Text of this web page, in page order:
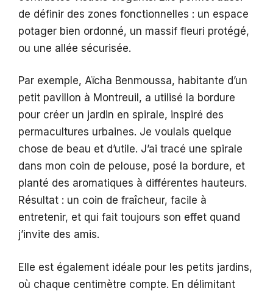
de définir des zones fonctionnelles : un espace
potager bien ordonné, un massif fleuri protégé,
ou une allée sécurisée.
Par exemple, Aïcha Benmoussa, habitante d’un
petit pavillon à Montreuil, a utilisé la bordure
pour créer un jardin en spirale, inspiré des
permacultures urbaines. Je voulais quelque
chose de beau et d’utile. J’ai tracé une spirale
dans mon coin de pelouse, posé la bordure, et
planté des aromatiques à différentes hauteurs.
Résultat : un coin de fraîcheur, facile à
entretenir, et qui fait toujours son effet quand
j’invite des amis.
Elle est également idéale pour les petits jardins,
où chaque centimètre compte. En délimitant